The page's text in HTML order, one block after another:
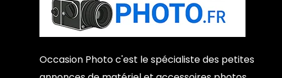
Occasion Photo c'est le spécialiste des petites